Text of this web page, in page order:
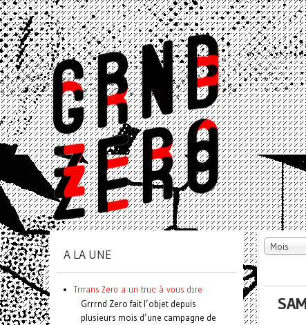
Mois
A LA UNE
Trrrans Zero a un truc à vous dire
Grrrnd Zero fait l’objet depuis
plusieurs mois d’une campagne de